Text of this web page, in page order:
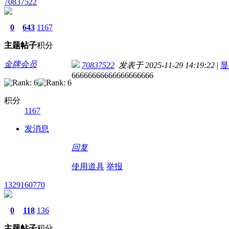
70837522
0
主题
643
帖子
1167
积分
金牌会员
积分
1167
发消息
70837522 发表于 2025-11-29 14:19:22 |
66666666666666666666
回复
使用道具 举报
1329160770
0 118 136